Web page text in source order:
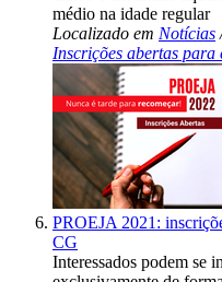
médio na idade regular
Localizado em Notícias
Inscrições abertas para
PROEJA 2021:
CG
Interessados podem se